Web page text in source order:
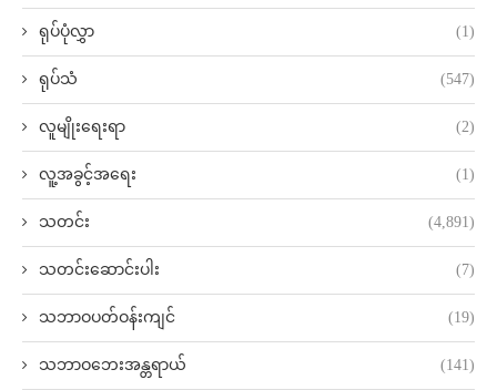
ရုပ်ပုံလွှာ (1)
ရုပ်သံ (547)
လူမျိုးရေးရာ (2)
လူ့အခွင့်အရေး (1)
သတင်း (4,891)
သတင်းဆောင်းပါး (7)
သဘာဝပတ်ဝန်းကျင် (19)
သဘာဝဘေးအန္တရာယ် (141)